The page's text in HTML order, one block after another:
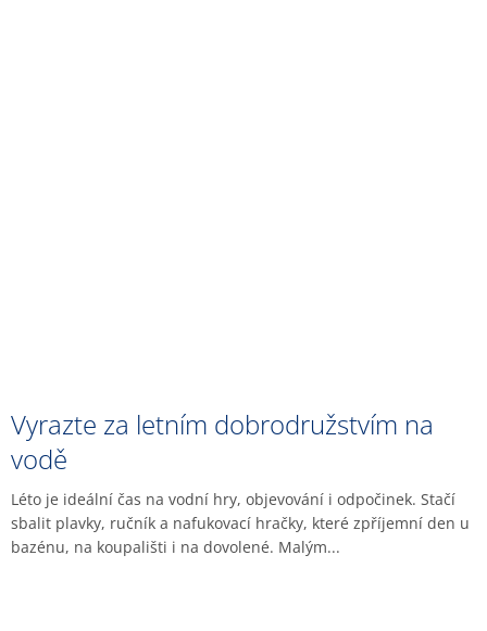
Vyrazte za letním dobrodružstvím na
vodě
Léto je ideální čas na vodní hry, objevování i odpočinek. Stačí
sbalit plavky, ručník a nafukovací hračky, které zpříjemní den u
bazénu, na koupališti i na dovolené. Malým...